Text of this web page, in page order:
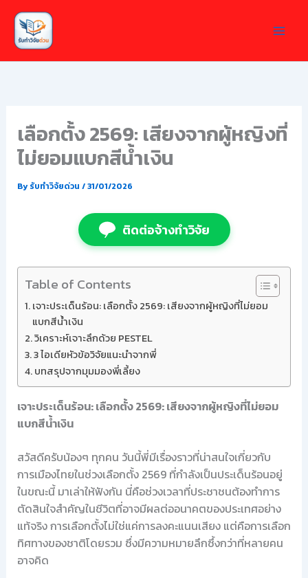
Skip
content
เลือกตั้ง 2569: เสียงจากผู้หญิงที่
ไม่ยอมแบกสีน้ำเงิน
Byรับทำวิจัยด่วน /31/01/2026
ติดต่อจ้างทำวิจัย
Table of Contents
เจาะประเด็นร้อน: เลือกตั้ง 2569: เสียงจากผู้หญิงที่ไม่ยอม
แบกสีน้ำเงิน
วิเคราะห์เจาะลึกด้วย PESTEL
3 ไอเดียหัวข้อวิจัยแนะนำจากพี่
บทสรุปจากมุมมองพี่เลี้ยง
เจาะประเด็นร้อน: เลือกตั้ง 2569: เสียงจากผู้หญิงที่ไม่ยอม
แบกสีน้ำเงิน
สวัสดีครับน้องๆ ทุกคน วันนี้พี่มีเรื่องราวที่น่าสนใจเกี่ยวกับ
การเมืองไทยในช่วงเลือกตั้ง 2569 ที่กำลังเป็นประเด็นร้อนอยู่
ในขณะนี้ มาเล่าให้ฟังกัน นี่คือช่วงเวลาที่ประชาชนต้องทำการ
ตัดสินใจสำคัญในชีวิตที่อาจมีผลต่ออนาคตของประเทศอย่าง
แท้จริง การเลือกตั้งไม่ใช่แค่การลงคะแนนเสียง แต่คือการเลือก
ทิศทางของชาติโดยรวม ซึ่งมีความหมายลึกซึ้งกว่าที่หลายคน
อาจคิด